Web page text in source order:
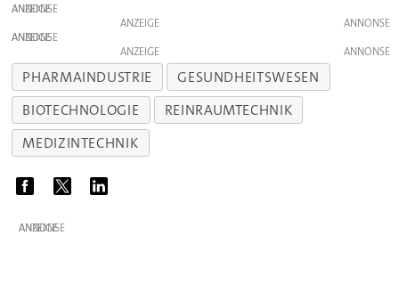
ANZEIGE
ANZEIGE
ANZEIGE
ANZEIGE
PHARMAINDUSTRIE
GESUNDHEITSWESEN
BIOTECHNOLOGIE
REINRAUMTECHNIK
MEDIZINTECHNIK
ANZEIGE